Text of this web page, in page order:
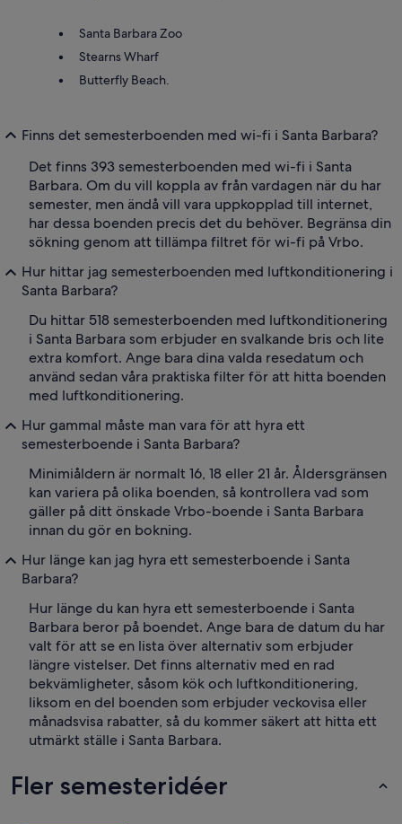
Santa Barbara Zoo
Stearns Wharf
Butterfly Beach.
Finns det semesterboenden med wi-fi i Santa Barbara?
Det finns 393 semesterboenden med wi-fi i Santa
Barbara. Om du vill koppla av från vardagen när du har
semester, men ändå vill vara uppkopplad till internet,
har dessa boenden precis det du behöver. Begränsa din
sökning genom att tillämpa filtret för wi-fi på Vrbo.
Hur hittar jag semesterboenden med luftkonditionering i
Santa Barbara?
Du hittar 518 semesterboenden med luftkonditionering
i Santa Barbara som erbjuder en svalkande bris och lite
extra komfort. Ange bara dina valda resedatum och
använd sedan våra praktiska filter för att hitta boenden
med luftkonditionering.
Hur gammal måste man vara för att hyra ett
semesterboende i Santa Barbara?
Minimiåldern är normalt 16, 18 eller 21 år. Åldersgränsen
kan variera på olika boenden, så kontrollera vad som
gäller på ditt önskade Vrbo-boende i Santa Barbara
innan du gör en bokning.
Hur länge kan jag hyra ett semesterboende i Santa
Barbara?
Hur länge du kan hyra ett semesterboende i Santa
Barbara beror på boendet. Ange bara de datum du har
valt för att se en lista över alternativ som erbjuder
längre vistelser. Det finns alternativ med en rad
bekvämligheter, såsom kök och luftkonditionering,
liksom en del boenden som erbjuder veckovisa eller
månadsvisa rabatter, så du kommer säkert att hitta ett
utmärkt ställe i Santa Barbara.
Fler semesteridéer